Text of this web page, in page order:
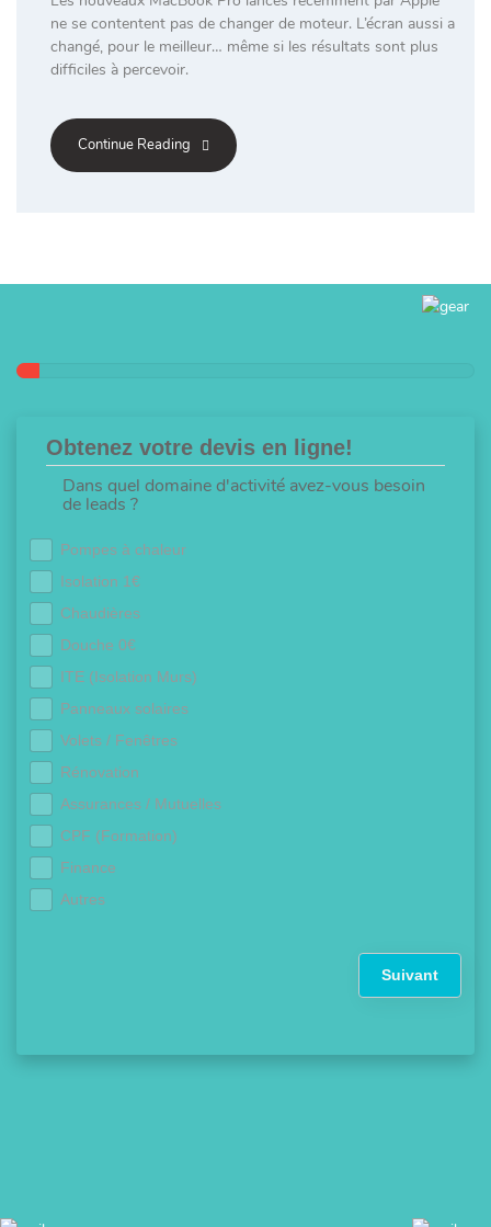
ne se contentent pas de changer de moteur. L’écran aussi a
changé, pour le meilleur… même si les résultats sont plus
difficiles à percevoir.
Continue Reading
Obtenez votre devis en ligne!
Dans quel domaine d'activité avez-vous besoin
de leads ?
Pompes à chaleur
Isolation 1€
Chaudières
Douche 0€
ITE (Isolation Murs)
Panneaux solaires
Volets / Fenêtres
Rénovation
Assurances / Mutuelles
CPF (Formation)
Finance
Autres
Suivant